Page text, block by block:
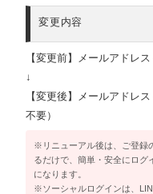
変更内容
【変更前】メールアドレ
↓
【変更後】メールアドレ
不要）
※リニューアル後は、ご登録
るだけで、簡単・安全にログ
になります。
※ソーシャルログインは、